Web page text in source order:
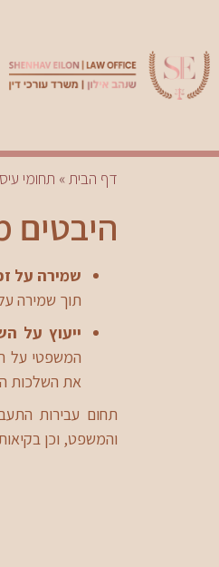
דף הבית» תחומי
היבטים
שמירה על
תוך שמירה על
ייעוץ על
המשפטי על
את השלכות
תחום עבירות
והמשפט, וכן